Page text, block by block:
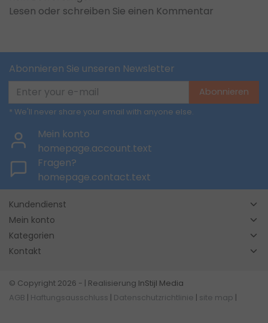
Lesen oder schreiben Sie einen Kommentar
Abonnieren Sie unseren Newsletter
Abonnieren
* We'll never share your email with anyone else.
Mein konto
homepage.account.text
Fragen?
homepage.contact.text
Kundendienst
Mein konto
Kategorien
Kontakt
© Copyright 2026 - | Realisierung InStijl Media
AGB
Haftungsausschluss Datenschutzrichtlinie site map